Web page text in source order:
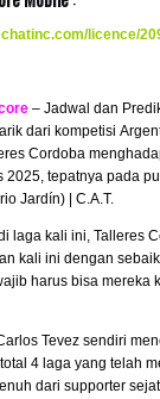
licence/
– Jadwal dan
dari kompetisi
Cordoba
tepatnya pada
Jardín) | C.A.T.
laga kali ini, Talleres
kali ini dengan
harus bisa mereka
Tevez sendiri
4 laga yang telah
dari supporter